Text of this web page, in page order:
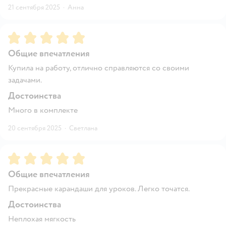
21 сентября 2025 · Анна
Рейтинг:5
Общие впечатления
Купила на работу, отлично справляются со своими
задачами.
Достоинства
Много в комплекте
20 сентября 2025 · Светлана
Рейтинг:5
Общие впечатления
Прекрасные карандаши для уроков. Легко точатся.
Достоинства
Неплохая мягкость